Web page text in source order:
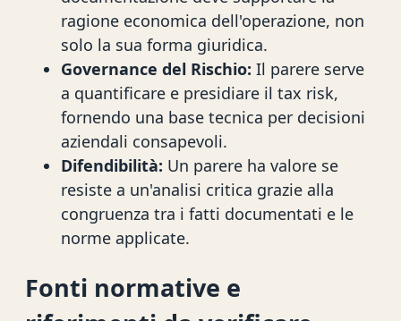
ragione economica dell'operazione, non
solo la sua forma giuridica.
Governance del Rischio: Il parere serve
a quantificare e presidiare il tax risk,
fornendo una base tecnica per decisioni
aziendali consapevoli.
Difendibilità: Un parere ha valore se
resiste a un'analisi critica grazie alla
congruenza tra i fatti documentati e le
norme applicate.
Fonti normative e